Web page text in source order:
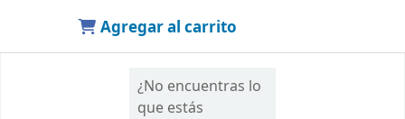
Agregar al carrito
¿No encuentras lo
que estás